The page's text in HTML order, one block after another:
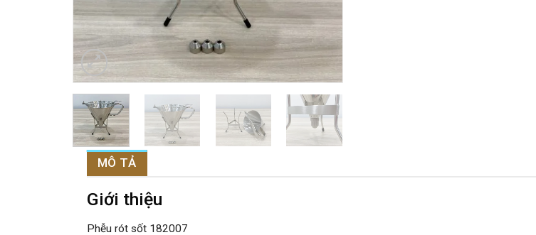
MÔ TẢ
Giới thiệu
Phễu rót sốt 182007